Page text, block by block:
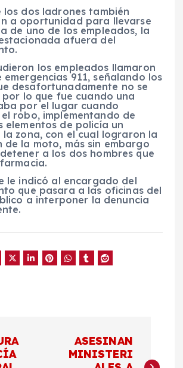
los dos ladrones también
a oportunidad para llevarse
de uno de los empleados, la
afuera del
los empleados llamaron
emergencias 911, señalando los
desafortunadamente no se
lo que fue cuando una
por el lugar cuando
robo, implementando de
elementos de policía un
zona, con el cual lograron la
de la moto, más sin embargo
a los dos hombres que
le indicó al encargado del
que pasara a las oficinas del
a interponer la denuncia
ASESINAN
MINISTERI